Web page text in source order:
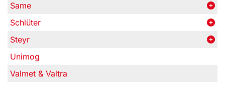
Same
Schlüter
Steyr
Unimog
Valmet & Valtra